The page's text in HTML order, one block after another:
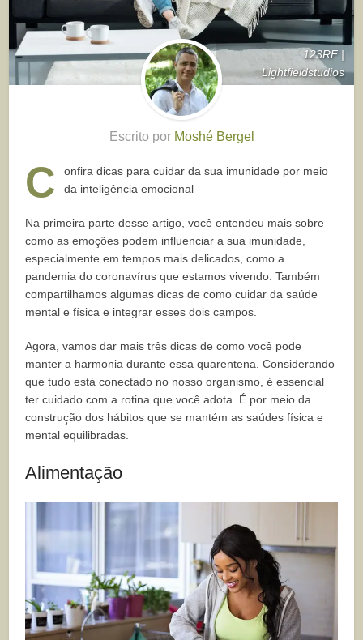
123RF |
Lightfieldstudios
Escrito por Moshé Bergel
C
onfira dicas para cuidar da sua imunidade por meio
da inteligência emocional
Na primeira parte desse artigo, você entendeu mais sobre
como as emoções podem influenciar a sua imunidade,
especialmente em tempos mais delicados, como a
pandemia do coronavírus que estamos vivendo. Também
compartilhamos algumas dicas de como cuidar da saúde
mental e física e integrar esses dois campos.
Agora, vamos dar mais três dicas de como você pode
manter a harmonia durante essa quarentena. Considerando
que tudo está conectado no nosso organismo, é essencial
ter cuidado com a rotina que você adota. É por meio da
construção dos hábitos que se mantém as saúdes física e
mental equilibradas.
Alimentação